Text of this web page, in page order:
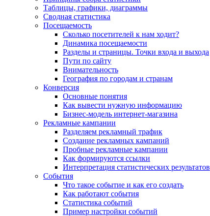
Таблицы, графики, диаграммы
Сводная статистика
Посещаемость
Сколько посетителей к нам ходит?
Динамика посещаемости
Разделы и страницы. Точки входа и выхода
Пути по сайту
Внимательность
География по городам и странам
Конверсия
Основные понятия
Как вывести нужную информацию
Бизнес-модель интернет-магазина
Рекламные кампании
Разделяем рекламный трафик
Создание рекламных кампаний
Пробные рекламные кампании
Как формируются ссылки
Интерпретация статистических результатов
События
Что такое событие и как его создать
Как работают события
Статистика событий
Пример настройки событий